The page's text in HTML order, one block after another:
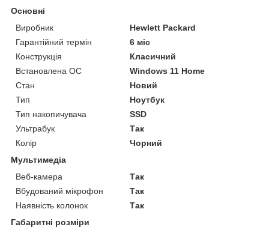
Основні
Виробник
Hewlett Packard
Гарантійний термін
6 міс
Конструкція
Класичний
Встановлена ОС
Windows 11 Home
Стан
Новий
Тип
Ноутбук
Тип накопичувача
SSD
Ультрабук
Так
Колір
Чорний
Мультимедіа
Веб-камера
Так
Вбудований мікрофон
Так
Наявність колонок
Так
Габаритні розміри